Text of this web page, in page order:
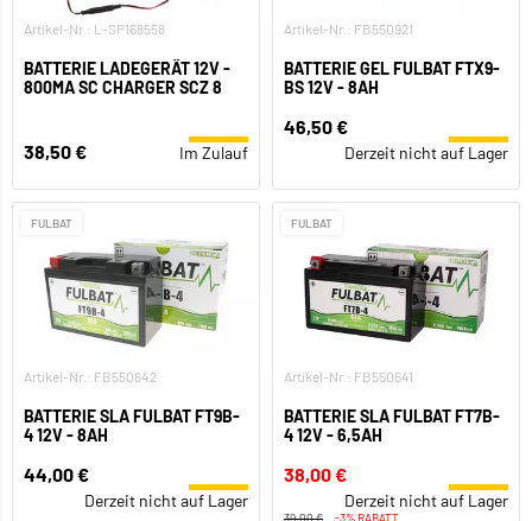
Artikel-Nr.: L-SP168558
BATTERIE LADEGERÄT 12V -
800MA SC CHARGER SCZ 8
38,50 € Im Zulauf
Artikel-Nr.: FB550921
BATTERIE GEL FULBAT FTX9-
BS 12V - 8AH
46,50 €
Derzeit nicht auf Lager
FULBAT
Artikel-Nr.: FB550642
BATTERIE SLA FULBAT FT9B-
4 12V - 8AH
44,00 €
Derzeit nicht auf Lager
FULBAT
Artikel-Nr.: FB550641
BATTERIE SLA FULBAT FT7B-
4 12V - 6,5AH
38,00 €
Derzeit nicht auf Lager
39,00 € -3% RABATT